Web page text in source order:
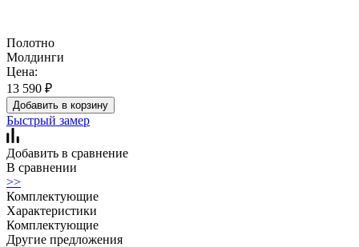
Полотно
Молдинги
Цена:
13 590 ₽
Добавить в корзину
Быстрый замер
Добавить в сравнение
В сравнении
>>
Комплектующие
Характеристики
Комплектующие
Другие предложения